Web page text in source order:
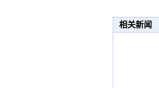
相关新闻